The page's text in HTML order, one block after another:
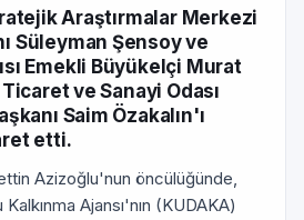
Araştırmalar Merkezi
Süleyman Şensoy ve
Emekli Büyükelçi Murat
ve Sanayi Odası
Saim Özakalın'ı
etti.
Azizoğlu'nun öncülüğünde,
Ajansı'nın (KUDAKA)